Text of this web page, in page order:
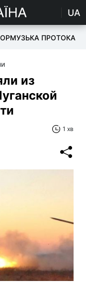
UA
ОРМУЗЬКА ПРОТОКА
из
1 хв